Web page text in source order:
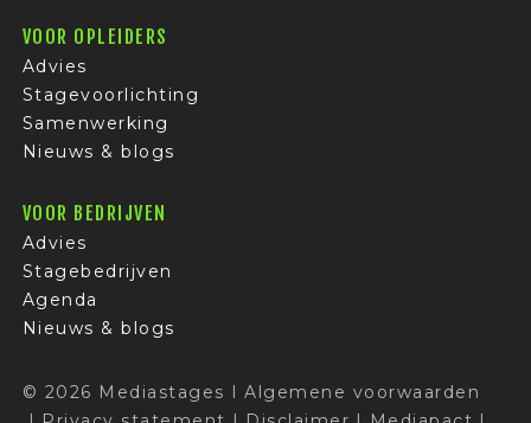
VOOR OPLEIDERS
Advies
Stagevoorlichting
Samenwerking
Nieuws & blogs
VOOR BEDRIJVEN
Advies
Stagebedrijven
Agenda
Nieuws & blogs
© 2026 Mediastages I Algemene voorwaarden